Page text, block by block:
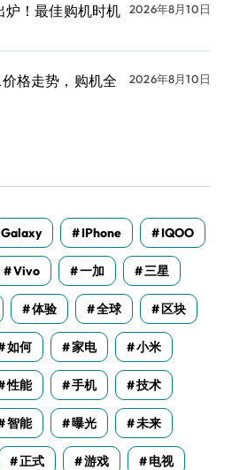
炉！最佳购机时机
2026年8月10日
格走势，购机全
2026年8月10日
Galaxy IPhone IQOO
Vivo 一加 三星
体验 全球 区块
如何 家电 小米
性能 手机 技术
智能 曝光 未来
正式 游戏 电视